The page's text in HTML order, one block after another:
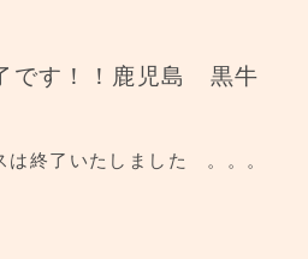
ご優待
です！！鹿児島 黒牛
終了いたしました 。。。